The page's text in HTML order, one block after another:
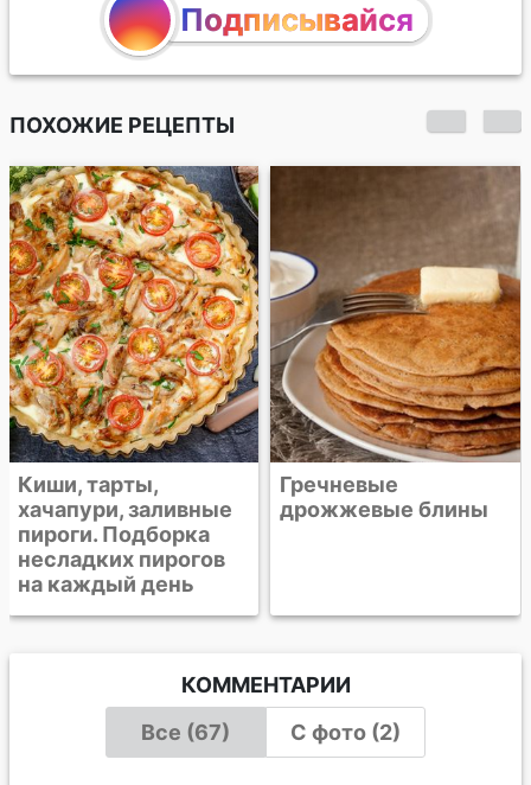
Подписывайся
ПОХОЖИЕ РЕЦЕПТЫ
Гречневые
дрожжевые блины
Булочки "Ассорти"
КОММЕНТАРИИ
Все (67)
С фото (2)